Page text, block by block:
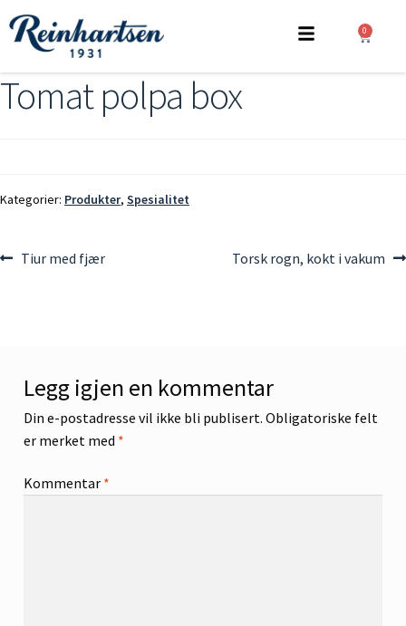
0
Tomat polpa box
Kategorier: Produkter, Spesialitet
Tiur med fjær Torsk rogn, kokt i vakum
Legg igjen en kommentar
Din e-postadresse vil ikke bli publisert. Obligatoriske felt
er merket med *
Kommentar *